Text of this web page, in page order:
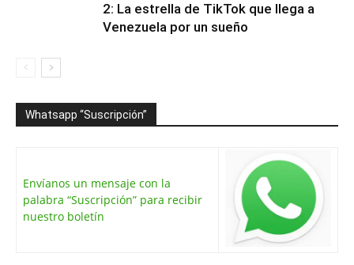
2: La estrella de TikTok que llega a
Venezuela por un sueño
Whatsapp “Suscripción”
Envíanos un mensaje con la
palabra “Suscripción” para recibir
nuestro boletín